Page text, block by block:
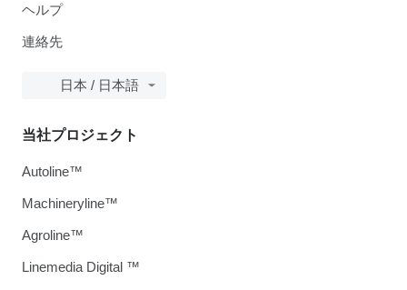
ヘルプ
連絡先
日本 / 日本語
当社プロジェクト
Autoline™
Machineryline™
Agroline™
Linemedia Digital ™